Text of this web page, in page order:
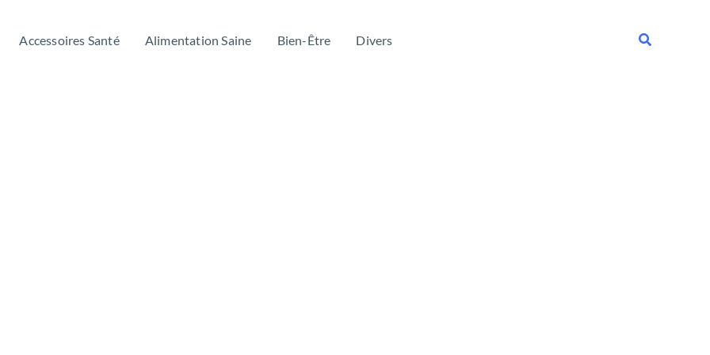
Accessoires Santé Alimentation Saine Bien-Être Divers Rechercher